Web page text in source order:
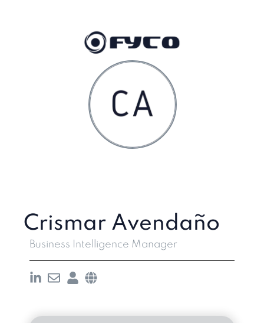
Crismar Avendaño
Business Intelligence Manager